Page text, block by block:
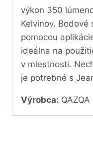
výkon 350
Kelvinov.
pomocou
ideálna na
v miestnosti.
je potrebné s
Výrobca: QAZQA